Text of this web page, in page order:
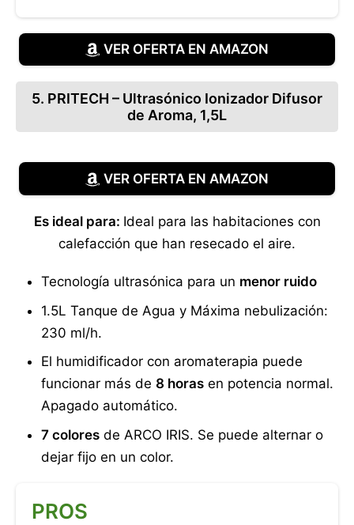
VER OFERTA EN AMAZON
5. PRITECH – Ultrasónico Ionizador Difusor
de Aroma, 1,5L
VER OFERTA EN AMAZON
Es ideal para: Ideal para las habitaciones con
calefacción que han resecado el aire.
Tecnología ultrasónica para un menor ruido
1.5L Tanque de Agua y Máxima nebulización:
230 ml/h.
El humidificador con aromaterapia puede
funcionar más de 8 horas en potencia normal.
Apagado automático.
7 colores de ARCO IRIS. Se puede alternar o
dejar fijo en un color.
PROS